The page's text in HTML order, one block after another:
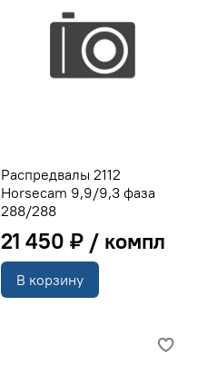
Распредвалы 2112
Horsecam 9,9/9,3 фаза
288/288
21 450 ₽
В корзину